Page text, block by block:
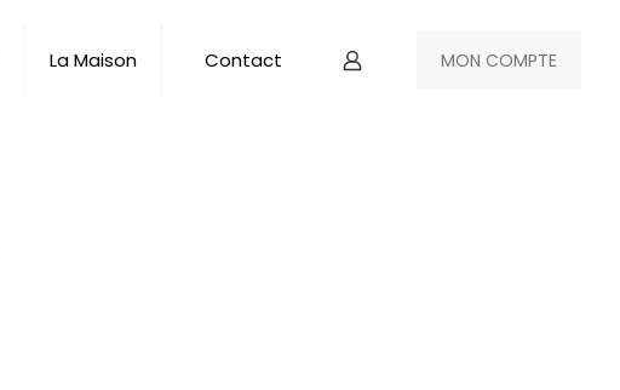
La Maison Contact MON COMPTE